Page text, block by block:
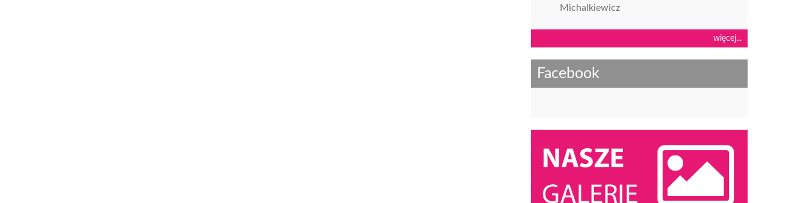
Michalkiewicz
więcej...
Facebook